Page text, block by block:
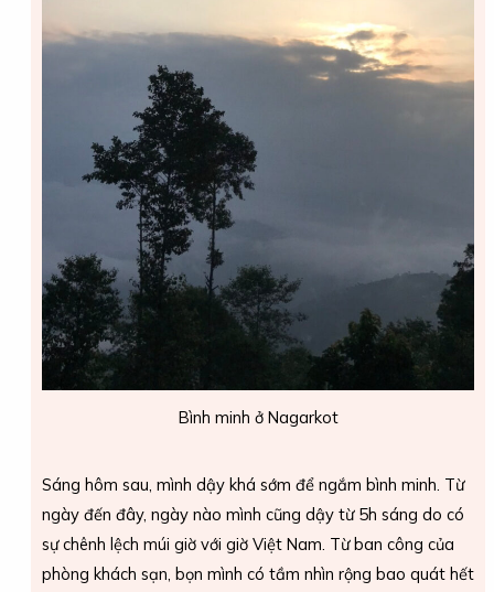
Bình minh ở Nagarkot
Sáng hôm sau, mình dậy khá sớm để ngắm bình minh. Từ
ngày đến đây, ngày nào mình cũng dậy từ 5h sáng do có
sự chênh lệch múi giờ với giờ Việt Nam. Từ ban công của
phòng khách sạn, bọn mình có tầm nhìn rộng bao quát hết